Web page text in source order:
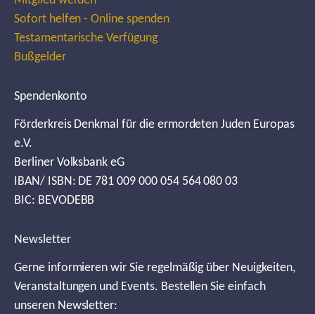
Sofort helfen - Online spenden
Testamentarische Verfügung
Bußgelder
Spendenkonto
Förderkreis Denkmal für die ermordeten Juden Europas
e.V.
Berliner Volksbank eG
IBAN/ ISBN: DE 781 009 000 054 564 080 03
BIC: BEVODEBB
Newsletter
Gerne informieren wir Sie regelmäßig über Neuigkeiten,
Veranstaltungen und Events. Bestellen Sie einfach
unseren Newsletter: